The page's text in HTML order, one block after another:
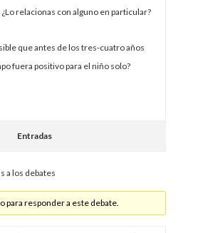
relacionas con alguno en particular?
que antes de los tres-cuatro años
fuera positivo para el niño solo?
Entradas
a los debates
para responder a este debate.